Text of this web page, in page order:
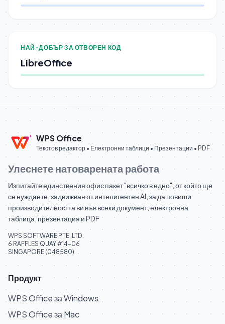
НАЙ-ДОБЪР ЗА ОТВОРЕН КОД
LibreOffice
WPS Office
Текстов редактор • Електронни таблици • Презентации • PDF
Улеснете натоварената работа
Изпитайте единствения офис пакет "всичко в едно", от който ще
се нуждаете, задвижван от интелигентен AI, за да повиши
производителността ви във всеки документ, електронна
таблица, презентация и PDF
WPS SOFTWARE PTE. LTD.
6 RAFFLES QUAY #14-06
SINGAPORE (048580)
Продукт
WPS Office за Windows
WPS Office за Mac